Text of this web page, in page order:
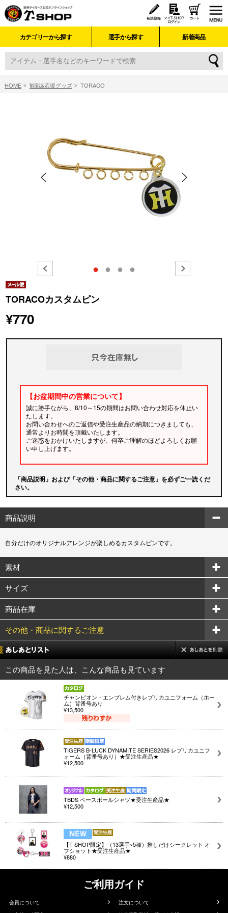
カテゴリーから探す 選手から探す 新着商品
HOME 観戦&応援グッズ TORACO
● ● ● ●
TORACOカスタムピン
¥770
【お盆期間中の営業について】
誠に勝手ながら、8/10～15の期間はお問い合わせ対応を休止い
たします。
お問い合わせへのご返信や受注生産品の納期につきましても、
通常よりお時間を頂戴いたします。
ご迷惑をおかけいたしますが、何卒ご理解のほどよろしくお願
い申し上げます。
「商品説明」および「その他・商品に関するご注意」を必ずご一読くだ
さい。
商品説明
自分だけのオリジナルアレンジが楽しめるカスタムピンです。
素材
サイズ
商品在庫
その他・商品に関するご注意
この商品を見た人は、こんな商品も見ています
チャンピオン・エンブレム付きレプリカユニフォーム（ホー
ム）背番号あり
¥13,500
TIGERS B-LUCK DYNAMITE SERIES2026 レプリカユニフ
ォーム（背番号あり）★受注生産品★
¥12,500
TBDS ベースボールシャツ★受注生産品★
¥12,500
【T-SHOP限定】（13選手×5種）推しだけシークレット オ
フショット★受注生産品★
¥880
ご利用ガイド
会員について
注文について